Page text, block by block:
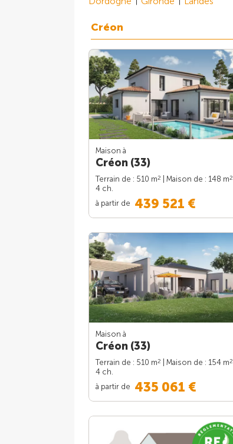
Créon
Maison à
Créon (33)
Terrain de : 510 m2 | Maison de : 148 m2
4 ch.
à partir de 439 521 €
Maison à
Créon (33)
Terrain de : 510 m2 | Maison de : 154 m2
4 ch.
à partir de 435 061 €